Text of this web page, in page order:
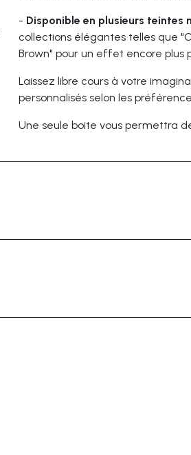
- Disponible en plusieurs teintes
collections élégantes telles que
Brown" pour un effet encore plus
Laissez libre cours à votre
personnalisés selon les
Une seule boite vous permettra